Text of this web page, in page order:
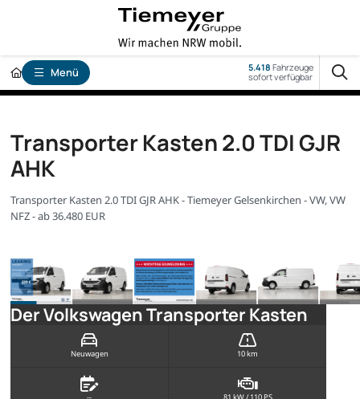
Menü 5.418 Fahrzeuge
sofort verfügbar
Transporter Kasten 2.0 TDI GJR
AHK
Transporter Kasten 2.0 TDI GJR AHK - Tiemeyer Gelsenkirchen - VW, VW
NFZ - ab 36.480 EUR
Der Volkswagen Transporter Kasten
Neuwagen 10 km
-- 81 kW / 110 PS